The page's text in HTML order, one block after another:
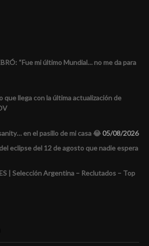
“Fue mi último Mundial… no me da para
que llega con la última actualización de
en el pasillo de mi casa 😂05/08/2026
eclipse del 12 de agosto que nadie espera
| Selección Argentina – Reclutados – Top